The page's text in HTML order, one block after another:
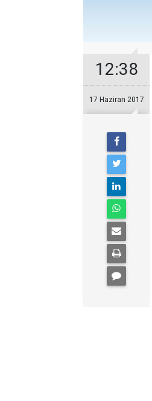
12:38
17 Haziran 2017